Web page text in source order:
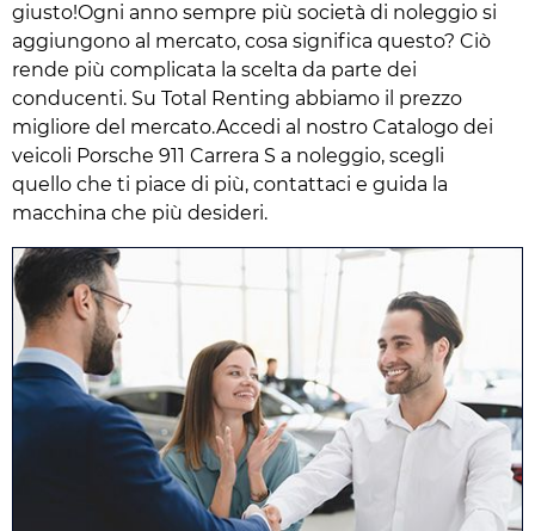
giusto!Ogni anno sempre più società di noleggio si
aggiungono al mercato, cosa significa questo? Ciò
rende più complicata la scelta da parte dei
conducenti. Su Total Renting abbiamo il prezzo
migliore del mercato.Accedi al nostro Catalogo dei
veicoli Porsche 911 Carrera S a noleggio, scegli
quello che ti piace di più, contattaci e guida la
macchina che più desideri.